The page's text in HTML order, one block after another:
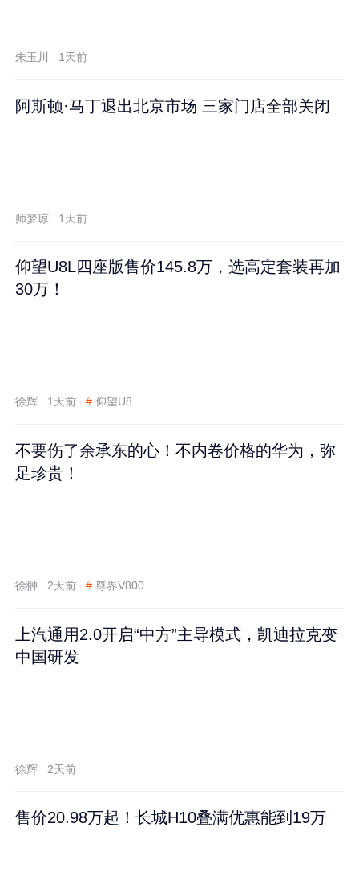
朱玉川 1天前
阿斯顿·马丁退出北京市场 三家门店全部关闭
师梦琼 1天前
仰望U8L四座版售价145.8万，选高定套装再加
30万！
徐辉 1天前 # 仰望U8
不要伤了余承东的心！不内卷价格的华为，弥
足珍贵！
徐翀 2天前 # 尊界V800
上汽通用2.0开启“中方”主导模式，凯迪拉克变
中国研发
徐辉 2天前
售价20.98万起！长城H10叠满优惠能到19万